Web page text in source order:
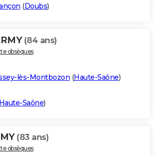
(Doubs)
(84 ans)
obsèques
lès-Montbozon (Haute-Saône)
Saône)
(83 ans)
obsèques